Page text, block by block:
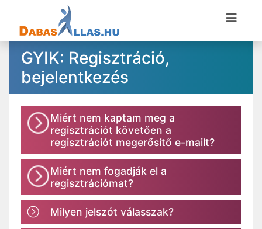
GYIK: Regisztráció,
bejelentkezés
Miért nem kaptam meg a
regisztrációt követően a
regisztrációt megerősítő e-mailt?
Miért nem fogadják el a
regisztrációmat?
Milyen jelszót válasszak?